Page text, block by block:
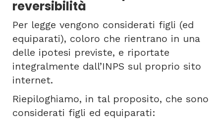
reversibilità
Per legge vengono considerati figli (ed
equiparati), coloro che rientrano in una
delle ipotesi previste, e riportate
integralmente dall’INPS sul proprio sito
internet.
Riepiloghiamo, in tal proposito, che sono
considerati figli ed equiparati: